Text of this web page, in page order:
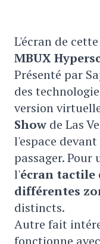
L'écran de
MBUX
Présenté par
des
version
Show de Las
l'espace
passager.
l'écran tactile
différentes
distincts.
Autre fait
fonctionne